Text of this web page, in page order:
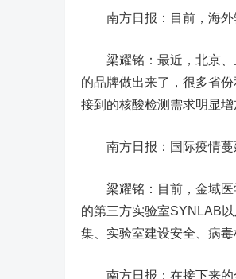
南方日报：目前，海外
梁耀铭：最近，北京、
的品牌做出来了，很多省
接到的核酸检测需求明显增
南方日报：国际疫情蔓
梁耀铭：目前，金域医
的第三方实验室SYNLAB
集、实验室建设安全、病
南方日报：在接下来的